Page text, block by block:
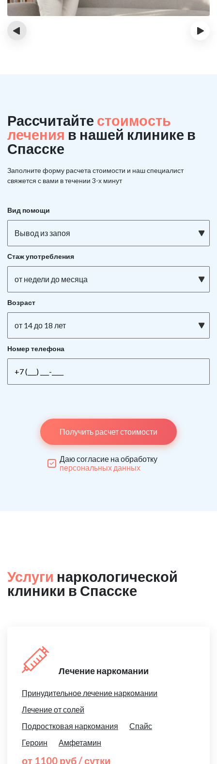
‹ ›
Рассчитайте стоимость
лечения в нашей клинике в
Спасске
Заполните форму расчета стоимости и нашспециалист
свяжется с вами в течении 3-х минут
Вид помощи
Вывод из запоя
Стаж употребления
от недели до месяца
Возраст
от 14 до 18 лет
Номер телефона
Получить расчет стоимости
Даю согласие на обработку
персональных данных
Услуги наркологической
клиники в Спасске
Лечение наркомании
Принудительное лечение наркомании
Лечение от солей
Подростковая наркомания
Спайс
Героин
Амфетамин
от 1100 руб / сутки